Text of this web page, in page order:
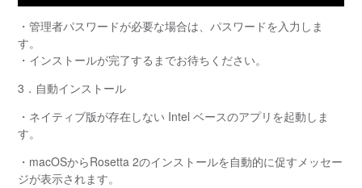
・管理者パスワードが必要な場合は、パスワードを入力しま
す。
・インストールが完了するまでお待ちください。
3．自動インストール
・ネイティブ版が存在しない Intel ベースのアプリを起動しま
す。
・macOSからRosetta 2のインストールを自動的に促すメッセー
ジが表示されます。